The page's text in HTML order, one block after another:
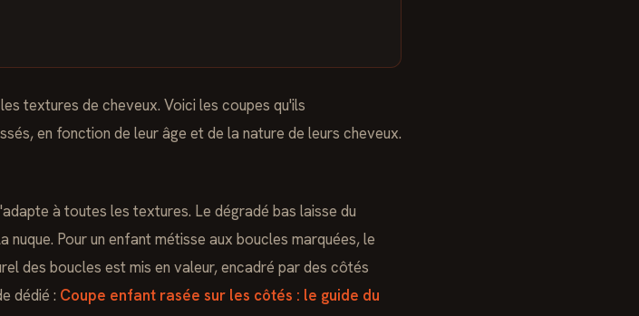
textures de cheveux. Voici les coupes qu'ils
en fonction de leur âge et de la nature de leurs cheveux.
à toutes les textures. Le dégradé bas laisse du
Pour un enfant métisse aux boucles marquées, le
des boucles est mis en valeur, encadré par des côtés
dédié : Coupe enfant rasée sur les côtés : le guide du